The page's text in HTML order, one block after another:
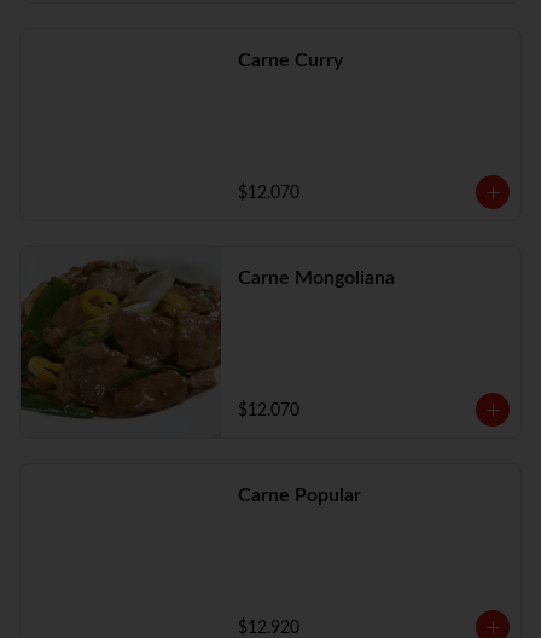
Carne Curry
$12.070
Carne Mongoliana
$12.070
Carne Popular
$12.920